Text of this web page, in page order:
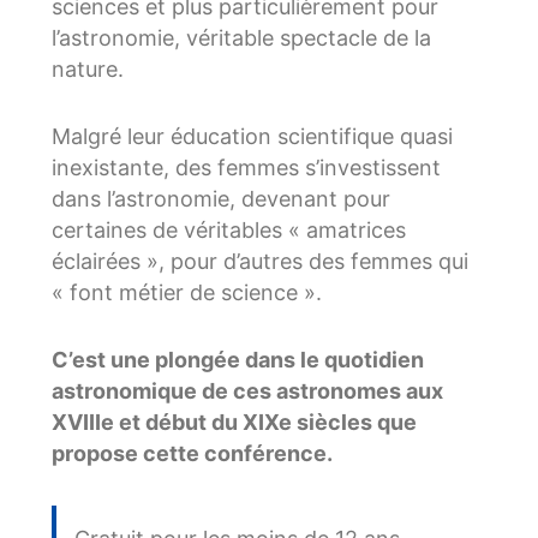
sciences et plus particulièrement pour
l’astronomie, véritable spectacle de la
nature.
Malgré leur éducation scientifique quasi
inexistante, des femmes s’investissent
dans l’astronomie, devenant pour
certaines de véritables « amatrices
éclairées », pour d’autres des femmes qui
« font métier de science ».
C’est une plongée dans le quotidien
astronomique de ces astronomes aux
XVIIIe et début du XIXe siècles que
propose cette conférence.